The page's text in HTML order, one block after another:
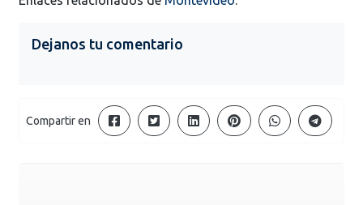
Dejanos tu comentario
Compartir en